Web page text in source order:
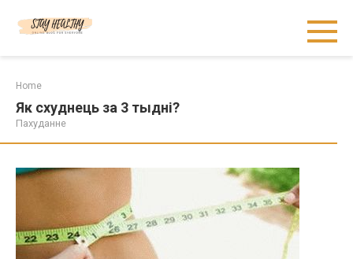
Home
Як схуднець за 3 тыдні?
Пахуданне